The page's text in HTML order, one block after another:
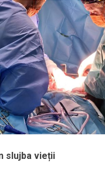
slujba vieții